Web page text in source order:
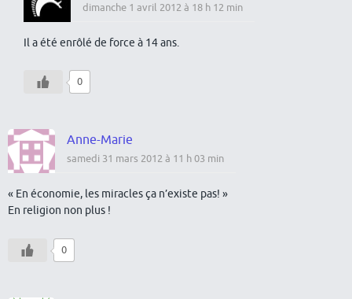
dimanche 1 avril 2012 à 18 h 12 min
Il a été enrôlé de force à 14 ans.
0
Anne-Marie
samedi 31 mars 2012 à 11 h 03 min
« En économie, les miracles ça n’existe pas! »
En religion non plus !
0